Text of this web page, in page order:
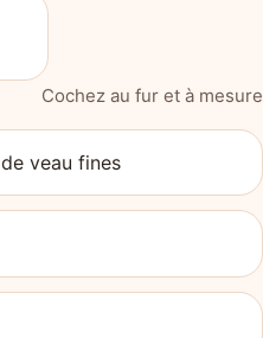
Cochez au fur et à mesure
veau fines